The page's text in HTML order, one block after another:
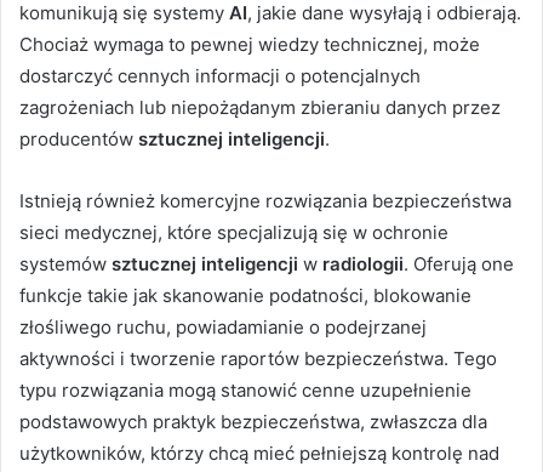
komunikują się systemy AI, jakie dane wysyłają i odbierają.
Chociaż wymaga to pewnej wiedzy technicznej, może
dostarczyć cennych informacji o potencjalnych
zagrożeniach lub niepożądanym zbieraniu danych przez
producentów sztucznej inteligencji.
Istnieją również komercyjne rozwiązania bezpieczeństwa
sieci medycznej, które specjalizują się w ochronie
systemów sztucznej inteligencji w radiologii. Oferują one
funkcje takie jak skanowanie podatności, blokowanie
złośliwego ruchu, powiadamianie o podejrzanej
aktywności i tworzenie raportów bezpieczeństwa. Tego
typu rozwiązania mogą stanowić cenne uzupełnienie
podstawowych praktyk bezpieczeństwa, zwłaszcza dla
użytkowników, którzy chcą mieć pełniejszą kontrolę nad